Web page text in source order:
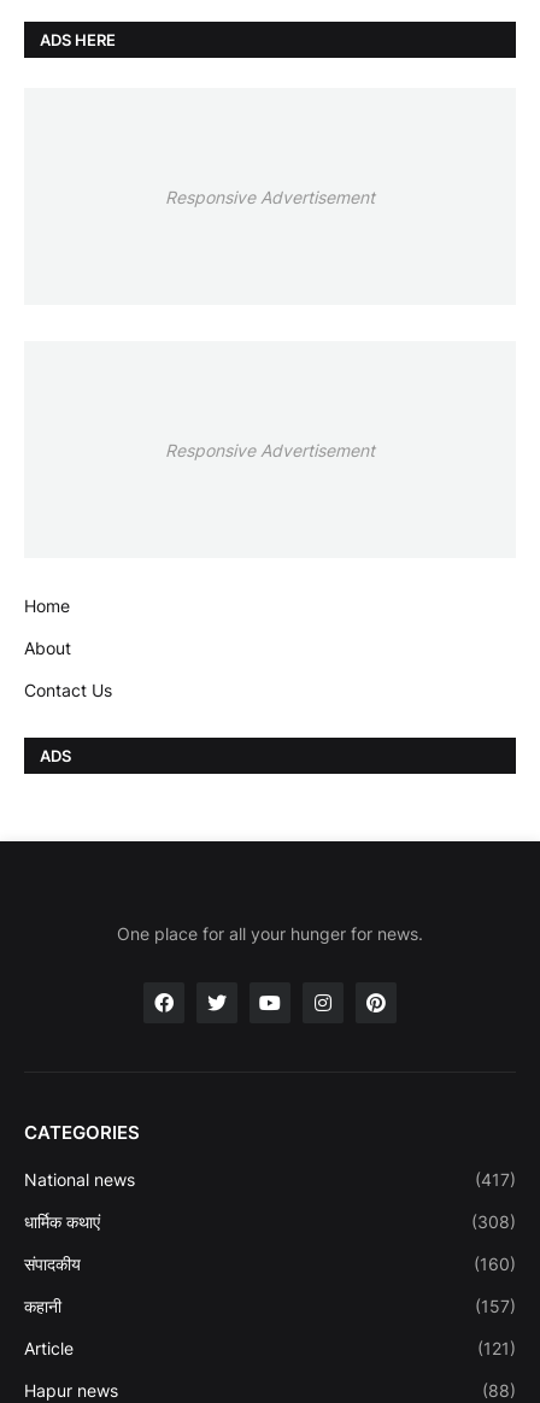
ADS HERE
Responsive Advertisement
Responsive Advertisement
Home
About
Contact Us
ADS
One place for all your hunger for news.
CATEGORIES
National news (417)
धार्मिक कथाएं (308)
संपादकीय (160)
कहानी (157)
Article (121)
Hapur news (88)